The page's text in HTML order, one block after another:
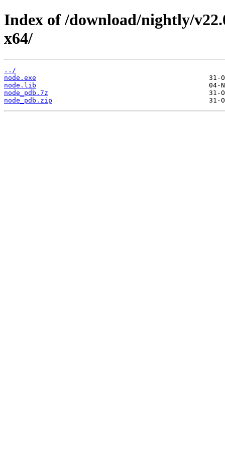
Index of /download/nightly/
x64/
../
node.exe
node.lib
node_pdb.7z
node_pdb.zip